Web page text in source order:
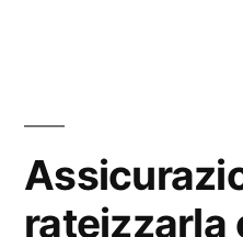
rateizzarla